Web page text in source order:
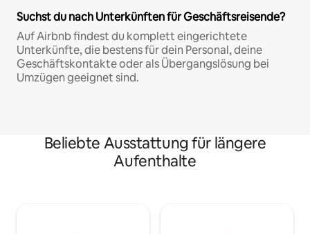
Suchst du nach Unterkünften für Geschäftsreisende?
Auf Airbnb findest du komplett eingerichtete
Unterkünfte, die bestens für dein Personal, deine
Geschäftskontakte oder als Übergangslösung bei
Umzügen geeignet sind.
Beliebte Ausstattung für längere
Aufenthalte